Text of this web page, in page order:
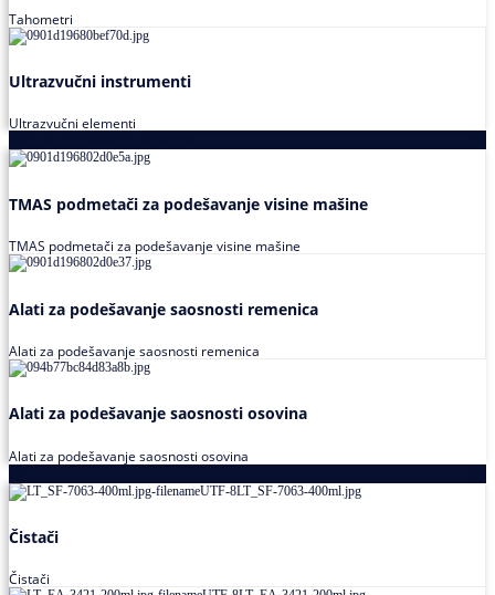
Tahometri
Ultrazvučni instrumenti
Ultrazvučni elementi
TMAS podmetači za podešavanje visine mašine
TMAS podmetači za podešavanje visine mašine
Alati za podešavanje saosnosti remenica
Alati za podešavanje saosnosti remenica
Alati za podešavanje saosnosti osovina
Alati za podešavanje saosnosti osovina
Čistači
Čistači